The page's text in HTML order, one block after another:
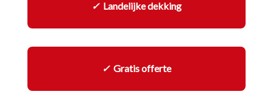
✓ Landelijke dekking
✓Gratis offerte